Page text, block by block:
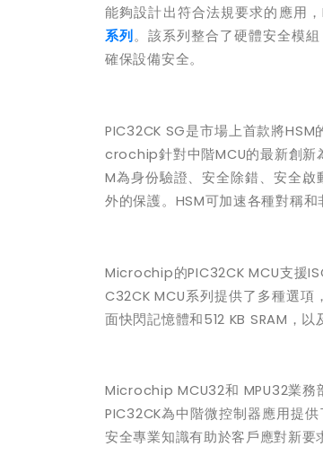
能夠設計出符合法規要求的應用，
系列。該系列整合了硬體安全模組
確保設備安全。
PIC32CK SG是市場上首款將HSM
crochip針對中階MCU的最新創新
M為身份驗證、安全除錯、安全
外的保護。 HSM可加速各種對稱和
Microchip的PIC32CK MCU支援
C32CK MCU系列提供了多種選項
面快閃記憶體和512 KB SRAM ，以
Microchip MCU32和 MPU32業務
PIC32CK為中階微控制器應用提
安全專業知識有助於客戶應對新要